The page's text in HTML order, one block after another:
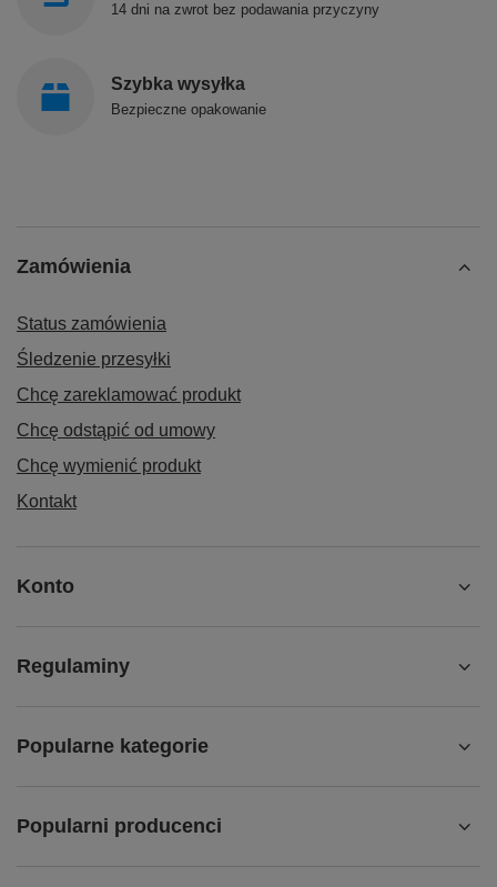
14 dni na zwrot bez podawania przyczyny
Szybka wysyłka
Bezpieczne opakowanie
Zamówienia
Status zamówienia
Śledzenie przesyłki
Chcę zareklamować produkt
Chcę odstąpić od umowy
Chcę wymienić produkt
Kontakt
Konto
Regulaminy
Popularne kategorie
Popularni producenci